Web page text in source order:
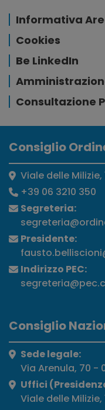
Informativa
Cookies
Be LinkedIn
Consultazione
Consiglio
Viale delle Milizie,
+39 06 3210 350
Segreteria:
Presidente:
Indirizzo PEC:
Consiglio
Sede legale:
Via Arenula, 70 -
Uffici
Viale delle Milizie,